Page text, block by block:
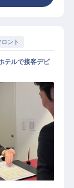
ロント
1,300円～
～OK）
テルで接客デビ